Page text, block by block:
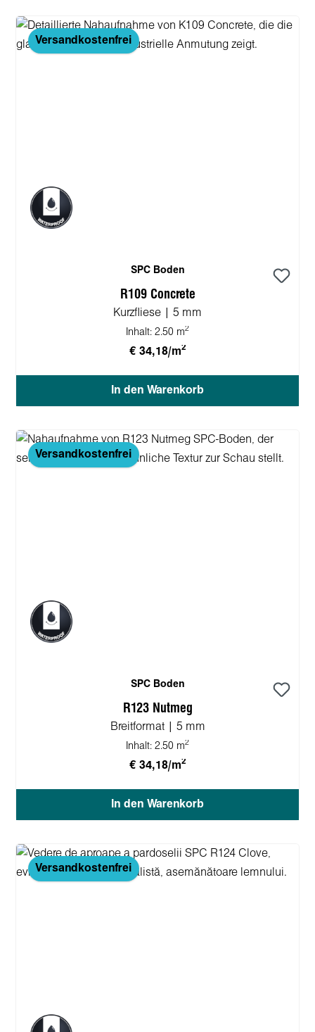
Versandkostenfrei
SPC Boden
R109 Concrete
Kurzfliese | 5 mm
Inhalt: 2.50 m2
€ 34,18/m2
In den Warenkorb
Versandkostenfrei
SPC Boden
R123 Nutmeg
Breitformat | 5 mm
Inhalt: 2.50 m2
€ 34,18/m2
In den Warenkorb
Versandkostenfrei